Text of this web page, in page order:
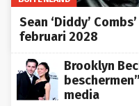
Sean ‘Diddy’
februari 2028
Brooklyn
media